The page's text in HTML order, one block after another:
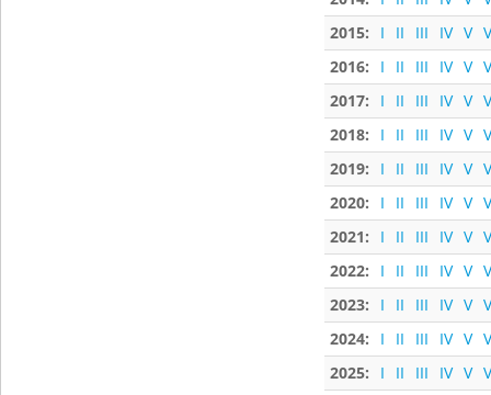
2015:
I II III IV V
2016:
I II III IV V
2017:
I II III IV V
2018:
I II III IV V
2019:
I II III IV V
2020:
I II III IV V
2021:
I II III IV V
2022:
I II III IV V
2023:
I II III IV V
2024:
I II III IV V
2025:
I II III IV V